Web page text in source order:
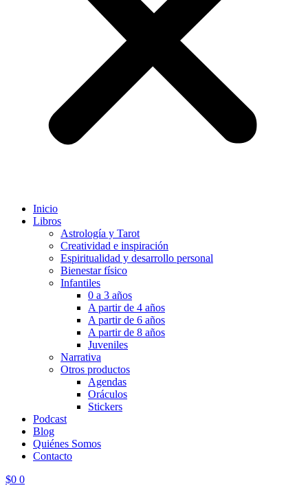
Inicio
Libros
Astrología y Tarot
Creatividad e inspiración
Espiritualidad y desarrollo personal
Bienestar físico
Infantiles
0 a 3 años
A partir de 4 años
A partir de 6 años
A partir de 8 años
Juveniles
Narrativa
Otros productos
Agendas
Oráculos
Stickers
Podcast
Blog
Quiénes Somos
Contacto
$0 0